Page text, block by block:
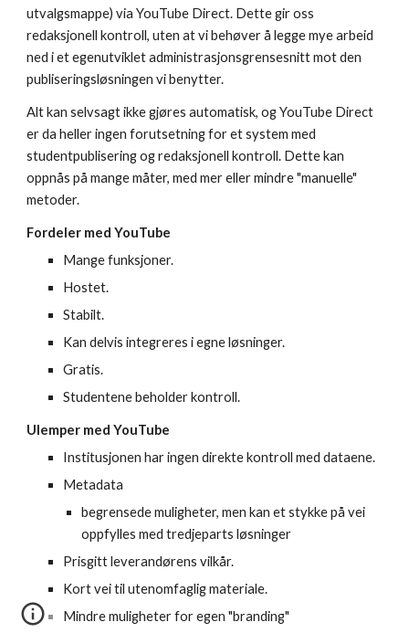
utvalgsmappe) via YouTube Direct. Dette gir oss
redaksjonell kontroll, uten at vi behøver å legge mye arbeid
ned i et egenutviklet administrasjonsgrensesnitt mot den
publiseringsløsningen vi benytter.
Alt kan selvsagt ikke gjøres automatisk, og YouTube Direct
er da heller ingen forutsetning for et system med
studentpublisering og redaksjonell kontroll. Dette kan
oppnås på mange måter, med mer eller mindre "manuelle"
metoder.
Fordeler med YouTube
Mange funksjoner.
Hostet.
Stabilt.
Kan delvis integreres i egne løsninger.
Gratis.
Studentene beholder kontroll.
Ulemper med YouTube
Institusjonen har ingen direkte kontroll med dataene.
Metadata
begrensede muligheter, men kan et stykke på vei
oppfylles med tredjeparts løsninger
Prisgitt leverandørens vilkår.
Kort vei til utenomfaglig materiale.
Mindre muligheter for egen "branding"